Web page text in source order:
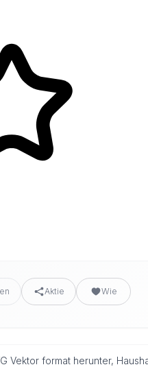
Aktie Wie
Vektor format herunter,